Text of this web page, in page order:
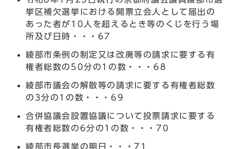
挙区補欠選挙における開票立会人として届出の
あった者が10人を超えるとき等のくじを行う場
所及び日時・・・67
綾部市条例の制定又は改廃等の請求に要する有
権者総数の50分の1の数・・・68
綾部市議会の解散等の請求に要する有権者総数
の3分の1の数・・・69
合併協議会設置協議について投票請求に要する
有権者総数の6分の1の数・・・70
綾部市長選挙の期日・・・71